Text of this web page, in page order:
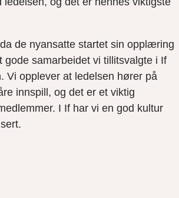
de nyansatte startet sin opplæring
gode samarbeidet vi tillitsvalgte i If
Vi opplever at ledelsen hører på
innspill, og det er et viktig
I If har vi en god kultur